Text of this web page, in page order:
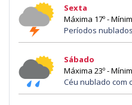
Sexta
Máxima 17º -
Períodos
Sábado
Máxima 23º -
Céu nublado com